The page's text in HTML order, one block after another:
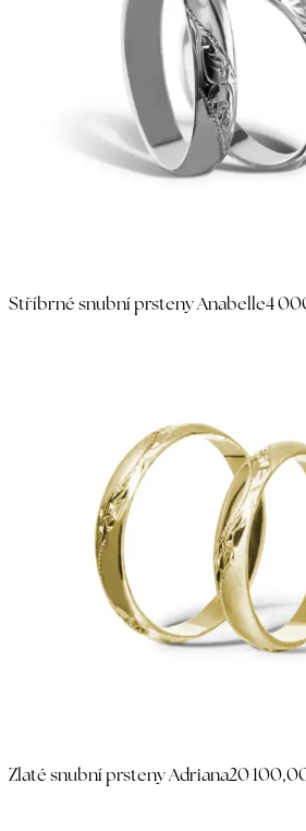
Stříbrné snubní prsteny Anabelle4
Zlaté snubní prsteny Adriana20